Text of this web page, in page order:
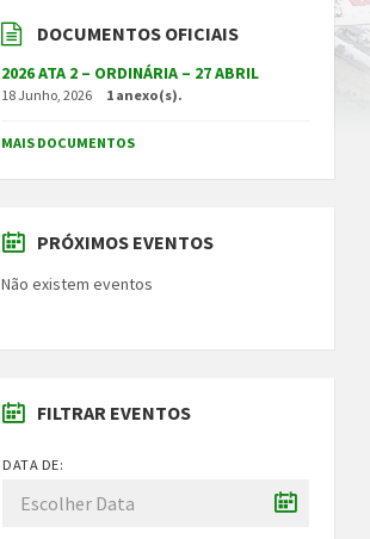
DOCUMENTOS OFICIAIS
2026 ATA 2 – ORDINÁRIA – 27 ABRIL
18 Junho, 2026 1 anexo(s).
MAIS DOCUMENTOS
PRÓXIMOS EVENTOS
Não existem eventos
FILTRAR EVENTOS
DATA DE: